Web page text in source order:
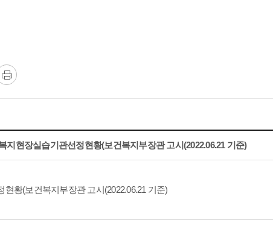
지현장실습기관선정현황(보건복지부장관 고시(2022.06.21 기준)
황(보건복지부장관 고시(2022.06.21 기준)